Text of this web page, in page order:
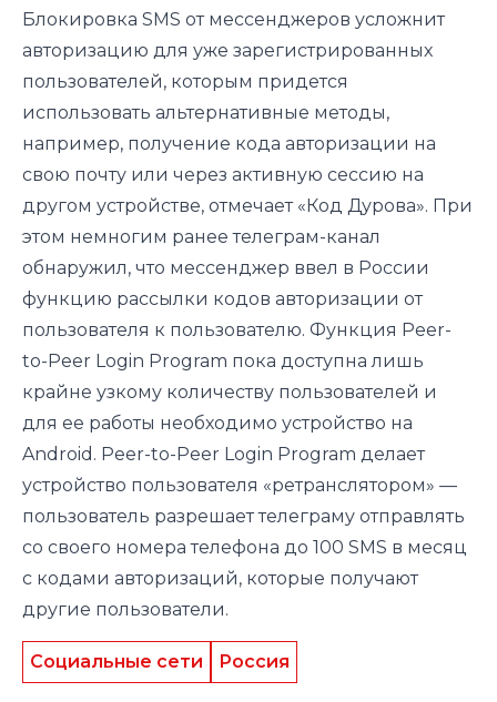
Блокировка SMS от мессенджеров усложнит
авторизацию для уже зарегистрированных
пользователей, которым придется
использовать альтернативные методы,
например, получение кода авторизации на
свою почту или через активную сессию на
другом устройстве, отмечает «Код Дурова». При
этом немногим ранее телеграм-канал
обнаружил, что мессенджер ввел в России
функцию рассылки кодов авторизации от
пользователя к пользователю. Функция Peer-
to-Peer Login Program пока доступна лишь
крайне узкому количеству пользователей и
для ее работы необходимо устройство на
Android. Peer-to-Peer Login Program делает
устройство пользователя «ретранслятором» —
пользователь разрешает телеграму отправлять
со своего номера телефона до 100 SMS в месяц
с кодами авторизаций, которые получают
другие пользователи.
Социальные сети Россия